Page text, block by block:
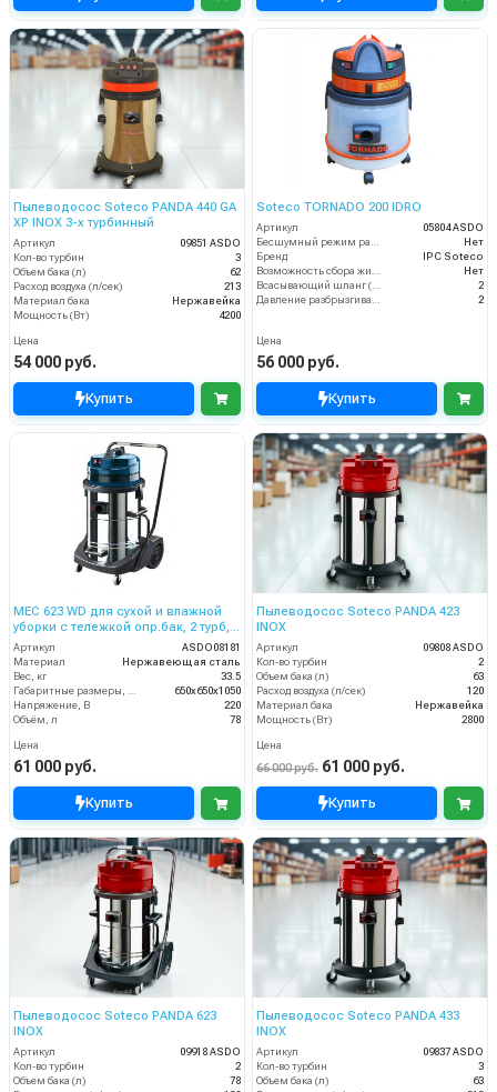
Пылеводосос Soteco PANDA 440 GA
XP INOX 3-х турбинный
Артикул
09851 ASDO
Кол-во турбин
3
Объем бака (л)
62
Расход воздуха (л/сек)
213
Материал бака
Нержавейка
Мощность (Вт)
4200
Цена
54 000 руб.
Купить
Soteco TORNADO 200 IDRO
Артикул
05804 ASDO
Нет
Бренд
IPC Soteco
Нет
2
2
Цена
56 000 руб.
Купить
MEC 623 WD для сухой и влажной
уборки с тележкой опр.бак, 2 турб,
2600 Вт, 78 л. полн.компл.
Артикул
ASDO08181
Материал
Нержавеющая сталь
Вес, кг
33.5
Габаритные размеры, мм
650х650х1050
Напряжение, В
220
Объём, л
78
Цена
61 000 руб.
Купить
Пылеводосос Soteco PANDA 423
INOX
Артикул
09808 ASDO
Кол-во турбин
2
Объем бака (л)
63
Расход воздуха (л/сек)
120
Материал бака
Нержавейка
Мощность (Вт)
2800
Цена
66 000 руб. 61 000 руб.
Купить
Пылеводосос Soteco PANDA 623
INOX
Артикул
09918 ASDO
Кол-во турбин
2
Объем бака (л)
78
Пылеводосос Soteco PANDA 433
INOX
Артикул
09837 ASDO
Кол-во турбин
3
Объем бака (л)
63